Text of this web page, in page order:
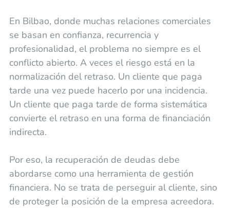
En Bilbao, donde muchas relaciones comerciales
se basan en confianza, recurrencia y
profesionalidad, el problema no siempre es el
conflicto abierto. A veces el riesgo está en la
normalización del retraso. Un cliente que paga
tarde una vez puede hacerlo por una incidencia.
Un cliente que paga tarde de forma sistemática
convierte el retraso en una forma de financiación
indirecta.
Por eso, la recuperación de deudas debe
abordarse como una herramienta de gestión
financiera. No se trata de perseguir al cliente, sino
de proteger la posición de la empresa acreedora.